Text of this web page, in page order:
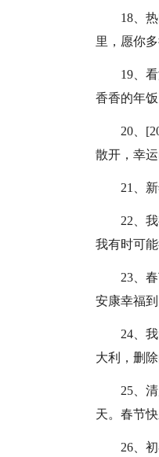
18、
里，愿你
19、
香香的年
20、
散开，幸
21、
22、
我有时可
23、
安康幸福
24、
大利，删
25、
天。春节
26、